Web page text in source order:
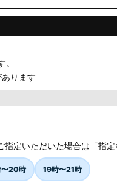
ります
定いただいた場合は「指定
〜20時 19時〜21時